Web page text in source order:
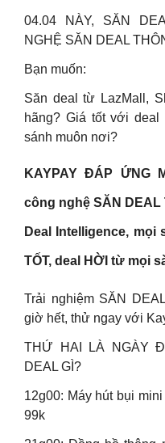
04.04 NÀY, SĂN
NGHỆ SĂN DEAL
Bạn muốn:
Săn deal từ LazMall,
hãng? Giá tốt với
sánh muôn nơi?
KAYPAY ĐÁP ỨNG
công nghệ SĂN DEAL
Deal Intelligence, mọi
TỐT, deal HỜI từ mọi
Trải nghiệm SĂN
giờ hết, thử ngay với
THỨ HAI LÀ NGÀY
DEAL GÌ?
12g00: Máy hút bụi
99k